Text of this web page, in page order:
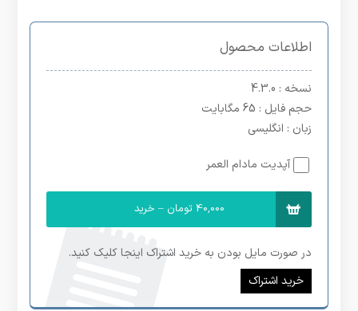
اطلاعات محصول
نسخه : 4.3.0
حجم فایل : 65 مگابایت
زبان : انگلیسی
آپدیت مادام العمر
40,000 تومان – خرید
در صورت مایل بودن به خرید اشتراک اینجا کلیک کنید.
خرید اشتراک